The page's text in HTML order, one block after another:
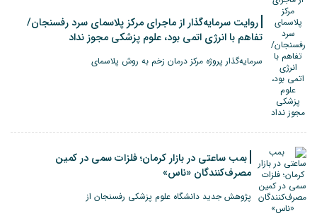
روایت سرمایه‌گذار از ماجرای مرکز پلاسمای سرد رفسنجان/
تفاهم با انرژی اتمی بود، علوم پزشکی مجوز نداد
سرمایه‌گذار پروژه مرکز درمان زخم به روش پلاسمای
بمب ساعتی در بازار کرمان؛ فلزات سمی در کمین
مصرف‌کنندگان «ناس»
پژوهش جدید دانشگاه علوم پزشکی رفسنجان از